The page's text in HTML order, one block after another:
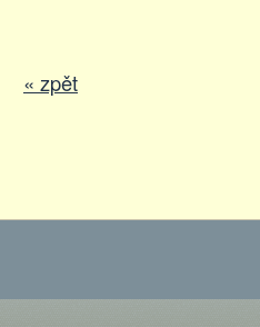
« zpět